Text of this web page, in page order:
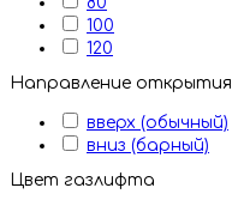
100
120
Направление открытия
вверх (обычный)
вниз (барный)
Цвет газлифта